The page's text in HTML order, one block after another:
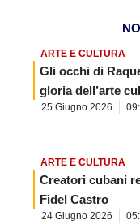
ARTE E CULTURA
Gli occhi di
gloria dell’arte
25 Giugno 2026
ARTE E CULTURA
Creatori cubani
Fidel Castro
24 Giugno 2026